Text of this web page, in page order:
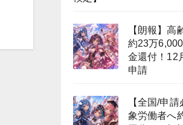
【朗報】高
約23万
金還付！12
申請
【全国/申
象労働者へ